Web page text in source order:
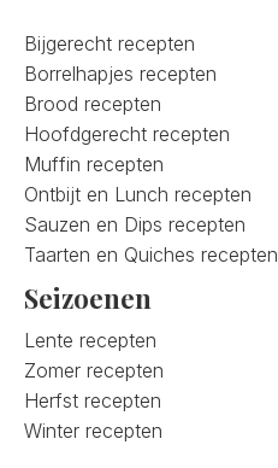
Bijgerecht recepten
Borrelhapjes recepten
Brood recepten
Hoofdgerecht recepten
Muffin recepten
Ontbijt en Lunch recepten
Sauzen en Dips recepten
Taarten en Quiches recepten
Seizoenen
Lente recepten
Zomer recepten
Herfst recepten
Winter recepten